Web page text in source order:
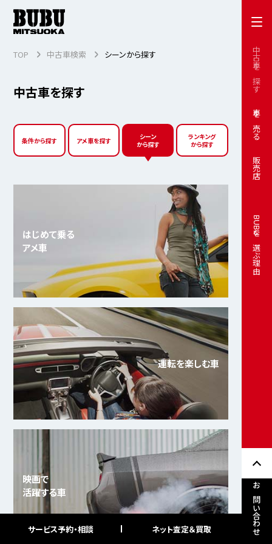
中古車を探す
車を売る
販売店
BUBUを選ぶ理由
お問い合わせ
中古車を探す
TOP 中古車検索 シーンから探す
条件から探す アメ車を探す
シーン
から探す
ランキング
から探す
はじめて乗る
アメ車
運転を楽しむ車
映画で
活躍する車
サービス予約・相談 ネット査定＆買取